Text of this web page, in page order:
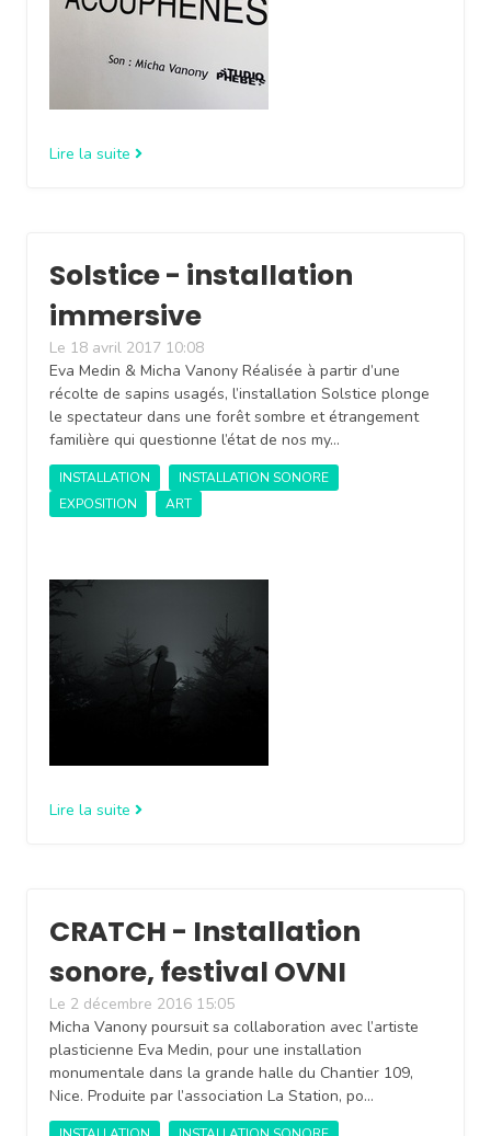
Lire la suite
Solstice - installation
immersive
Le 18 avril 2017 10:08
Eva Medin & Micha Vanony Réalisée à partir d’une
récolte de sapins usagés, l’installation Solstice plonge
le spectateur dans une forêt sombre et étrangement
familière qui questionne l’état de nos my…
INSTALLATION
INSTALLATION SONORE
EXPOSITION
ART
Lire la suite
CRATCH - Installation
sonore, festival OVNI
Le 2 décembre 2016 15:05
Micha Vanony poursuit sa collaboration avec l’artiste
plasticienne Eva Medin, pour une installation
monumentale dans la grande halle du Chantier 109,
Nice. Produite par l’association La Station, po…